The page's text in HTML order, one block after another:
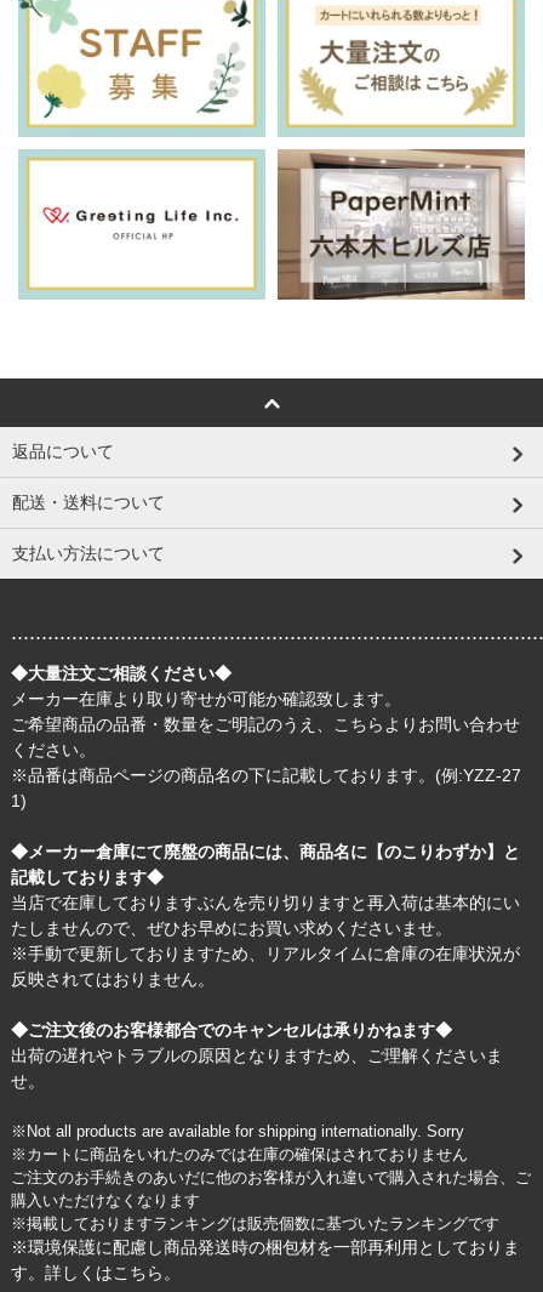
返品について
配送・送料について
支払い方法について
◆大量注文ご相談ください◆
メーカー在庫より取り寄せが可能か確認致します。
ご希望商品の品番・数量をご明記のうえ、
こちら よりお問い合わせ
ください。
※品番は商品ページの商品名の下に記載しております。(例:YZZ-27
1)
◆メーカー倉庫にて廃盤の商品には、商品名に【のこりわずか】と
記載しております◆
当店で在庫しておりますぶんを売り切りますと再入荷は基本的にい
たしませんので、ぜひお早めにお買い求めくださいませ。
※手動で更新しておりますため、リアルタイムに倉庫の在庫状況が
反映されてはおりません。
◆ご注文後のお客様都合でのキャンセルは承りかねます◆
出荷の遅れやトラブルの原因となりますため、ご理解くださいま
せ。
※Not all products are available for shipping internationally. Sorry
※カートに商品をいれたのみでは在庫の確保はされておりません
ご注文のお手続きのあいだに他のお客様が入れ違いで購入された場合、ご
購入いただけなくなります
※掲載しておりますランキングは販売個数に基づいたランキングです
※環境保護に配慮し商品発送時の梱包材を一部再利用としておりま
す。詳しくはこちら 。